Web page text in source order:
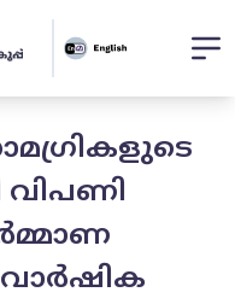
വിപണി